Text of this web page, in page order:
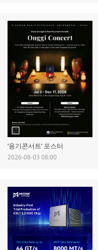
‘옹기콘서트’ 포스터
2026-08-03 08:00